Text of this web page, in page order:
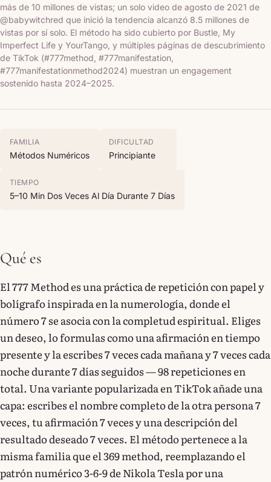
más de 10 millones de vistas; un solo video de agosto de 2021 de
@babywitchred que inició la tendencia alcanzó 8.5 millones de
vistas por sí solo. El método ha sido cubierto por Bustle, My
Imperfect Life y YourTango, y múltiples páginas de descubrimiento
de TikTok (#777method, #777manifestation,
#777manifestationmethod2024) muestran un engagement
sostenido hasta 2024–2025.
FAMILIA
Métodos Numéricos
DIFICULTAD
Principiante
TIEMPO
5–10 Min Dos Veces Al Día Durante 7 Días
Qué es
El 777 Method es una práctica de repetición con papel y
bolígrafo inspirada en la numerología, donde el
número 7 se asocia con la completud espiritual. Eliges
un deseo, lo formulas como una afirmación en tiempo
presente y la escribes 7 veces cada mañana y 7 veces cada
noche durante 7 días seguidos — 98 repeticiones en
total. Una variante popularizada en TikTok añade una
capa: escribes el nombre completo de la otra persona 7
veces, tu afirmación 7 veces y una descripción del
resultado deseado 7 veces. El método pertenece a la
misma familia que el 369 method, reemplazando el
patrón numérico 3-6-9 de Nikola Tesla por una